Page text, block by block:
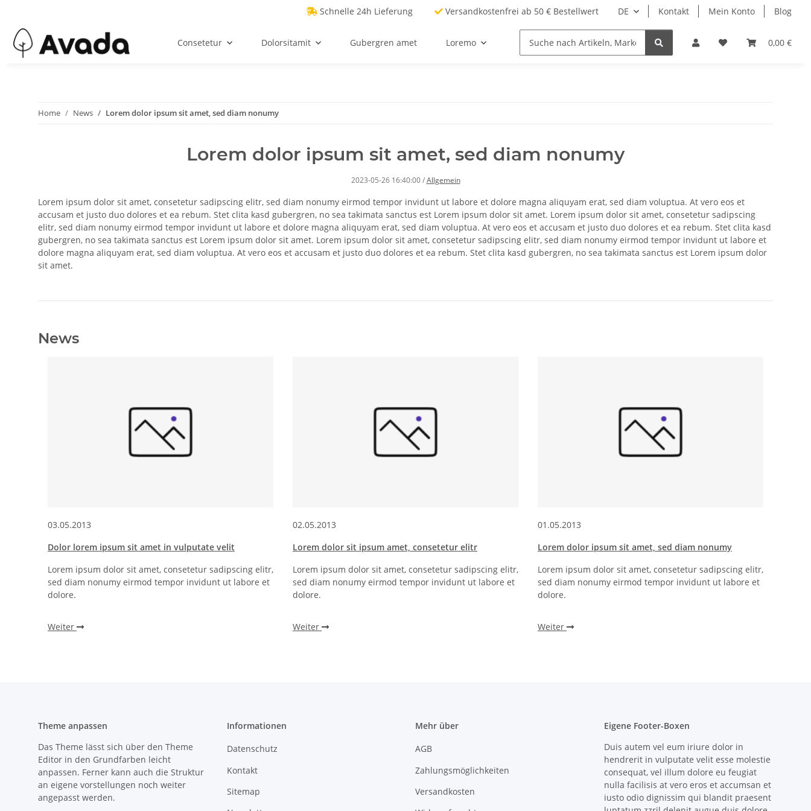
DE Kontakt Mein Konto Blog
Schnelle 24h Lieferung Versandkostenfrei ab 50 € Bestellwert
0,00 €
Consetetur Dolorsitamit Gubergren amet Loremo
Home News Lorem dolor ipsum sit amet, sed diam nonumy
Lorem dolor ipsum sit amet, sed diam nonumy
2023-05-26 16:40:00 /Allgemein
Lorem ipsum dolor sit amet, consetetur sadipscing elitr, sed diam nonumy eirmod tempor invidunt ut labore et dolore magna aliquyam erat, sed diam voluptua. At vero eos et
accusam et justo duo dolores et ea rebum. Stet clita kasd gubergren, no sea takimata sanctus est Lorem ipsum dolor sit amet. Lorem ipsum dolor sit amet, consetetur sadipscing
elitr, sed diam nonumy eirmod tempor invidunt ut labore et dolore magna aliquyam erat, sed diam voluptua. At vero eos et accusam et justo duo dolores et ea rebum. Stet clita kasd
gubergren, no sea takimata sanctus est Lorem ipsum dolor sit amet. Lorem ipsum dolor sit amet, consetetur sadipscing elitr, sed diam nonumy eirmod tempor invidunt ut labore et
dolore magna aliquyam erat, sed diam voluptua. At vero eos et accusam et justo duo dolores et ea rebum. Stet clita kasd gubergren, no sea takimata sanctus est Lorem ipsum dolor
sit amet.
News
03.05.2013
Dolor lorem ipsum sit amet in vulputate velit
Lorem ipsum dolor sit amet, consetetur sadipscing elitr,
sed diam nonumy eirmod tempor invidunt ut labore et
dolore.
Weiter
02.05.2013
Lorem dolor sit ipsum amet, consetetur elitr
Lorem ipsum dolor sit amet, consetetur sadipscing elitr,
sed diam nonumy eirmod tempor invidunt ut labore et
dolore.
Weiter
01.05.2013
Lorem dolor ipsum sit amet, sed diam nonumy
Lorem ipsum dolor sit amet, consetetur sadipscing elitr,
sed diam nonumy eirmod tempor invidunt ut labore et
dolore.
Weiter
Theme anpassen
Das Theme lässt sich über den Theme
Editor in den Grundfarben leicht
anpassen. Ferner kann auch die Struktur
an eigene vorstellungen noch weiter
angepasst werden.
Informationen
Datenschutz
Kontakt
Sitemap
Mehr über
AGB
Zahlungsmöglichkeiten
Versandkosten
Eigene Footer-Boxen
Duis autem vel eum iriure dolor in
hendrerit in vulputate velit esse molestie
consequat, vel illum dolore eu feugiat
nulla facilisis at vero eros et accumsan et
iusto odio dignissim qui blandit praesent